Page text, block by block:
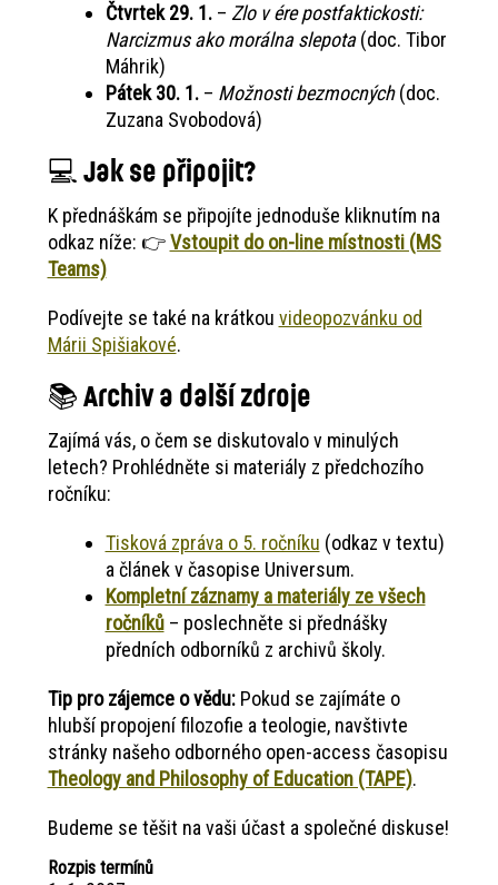
Čtvrtek 29. 1.– Zlo v ére postfaktickosti:
Narcizmus ako morálna slepota(doc. Tibor
Máhrik)
Pátek 30. 1.– Možnosti bezmocných(doc.
Zuzana Svobodová)
💻 Jak se připojit?
K přednáškám se připojíte jednoduše kliknutím na
odkaz níže: 👉Vstoupit do on-line místnosti (MS
Teams)
Podívejte se také na krátkou videopozvánku od
Márii Spišiakové.
📚 Archiv a další zdroje
Zajímá vás, o čem se diskutovalo v minulých
letech? Prohlédněte si materiály z předchozího
ročníku:
Tisková zpráva o 5. ročníku (odkaz v textu)
a článek v časopise Universum.
Kompletní záznamy a materiály ze všech
ročníků– poslechněte si přednášky
předních odborníků z archivů školy.
Tip pro zájemce o vědu:Pokud se zajímáte o
hlubší propojení filozofie a teologie, navštivte
stránky našeho odborného open-access časopisu
Theology and Philosophy of Education (TAPE).
Budeme se těšit na vaši účast a společné diskuse!
Rozpis termínů